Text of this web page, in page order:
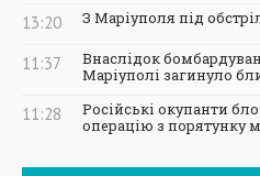
13:20 З Маріуполя під
11:37
Внаслідок
Маріуполі загинуло
11:28
Російські окупанти
операцію з порятунку